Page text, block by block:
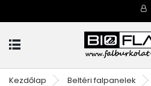
Kezdőlap Beltéri falpanelek